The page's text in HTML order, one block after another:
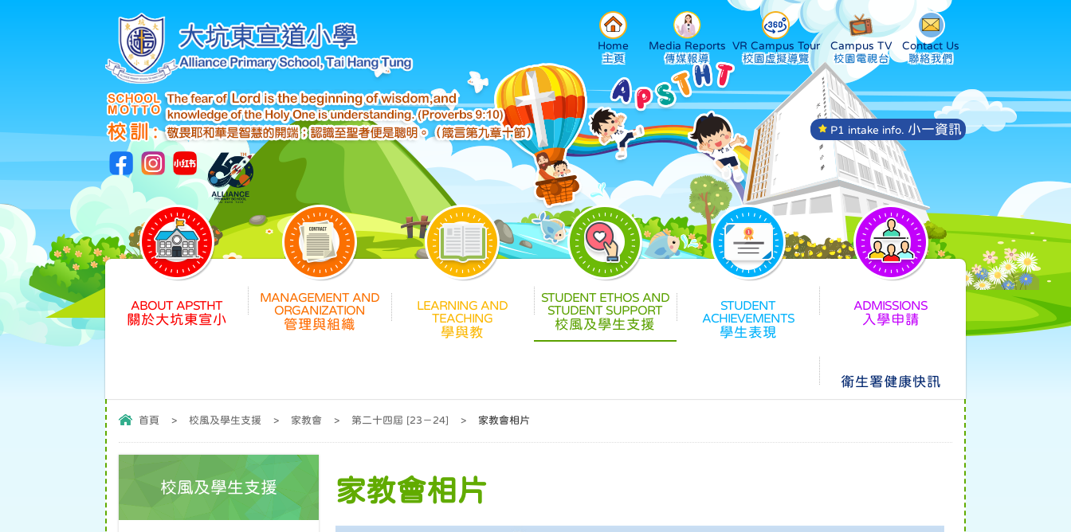
Home Media Reports VR Campus Tour Campus TV Contact Us
P1 intake info. 小一資訊
關於大坑東宣小 管理與組織
學與教
校風及學生支援
學生表現
入學申請
衛生署健康快訊
首頁 > 校風及學生支援 > 家教會 > 第二十四屆 [23－24] > 家教會相片
家教會相片
校風及學生支援